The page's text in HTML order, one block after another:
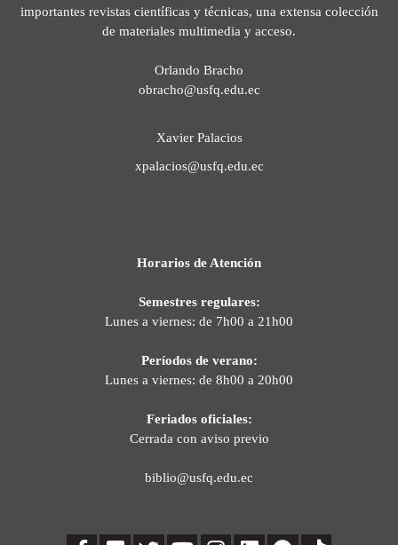
importantes revistas científicas y técnicas, una extensa colección
de materiales multimedia y acceso.
Orlando Bracho
obracho@usfq.edu.ec
Xavier Palacios
xpalacios@usfq.edu.ec
Horarios de Atención
Semestres regulares:
Lunes a viernes: de 7h00 a 21h00
Períodos de verano:
Lunes a viernes: de 8h00 a 20h00
Feriados oficiales:
Cerrada con aviso previo
biblio@usfq.edu.ec